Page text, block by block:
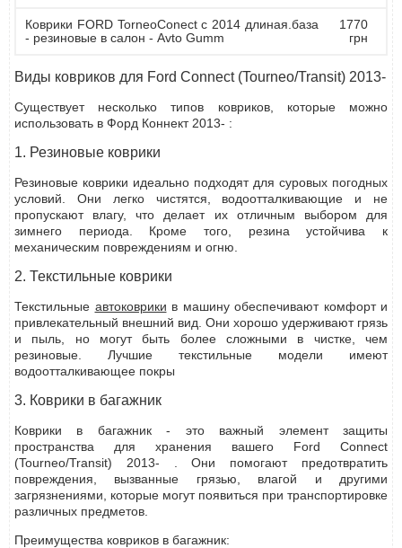
Коврики FORD TorneoConect с 2014 длиная.база
- резиновые в салон - Avto Gumm
1770
грн
Виды ковриков для Ford Connect (Tourneo/Transit) 2013-
Существует несколько типов ковриков, которые можно
использовать в Форд Коннект 2013- :
1. Резиновые коврики
Резиновые коврики идеально подходят для суровых погодных
условий. Они легко чистятся, водоотталкивающие и не
пропускают влагу, что делает их отличным выбором для
зимнего периода. Кроме того, резина устойчива к
механическим повреждениям и огню.
2. Текстильные коврики
Текстильные автоковрики в машину обеспечивают комфорт и
привлекательный внешний вид. Они хорошо удерживают грязь
и пыль, но могут быть более сложными в чистке, чем
резиновые. Лучшие текстильные модели имеют
водоотталкивающее покры
3. Коврики в багажник
Коврики в багажник - это важный элемент защиты
пространства для хранения вашего Ford Connect
(Tourneo/Transit) 2013- . Они помогают предотвратить
повреждения, вызванные грязью, влагой и другими
загрязнениями, которые могут появиться при транспортировке
различных предметов.
Преимущества ковриков в багажник: